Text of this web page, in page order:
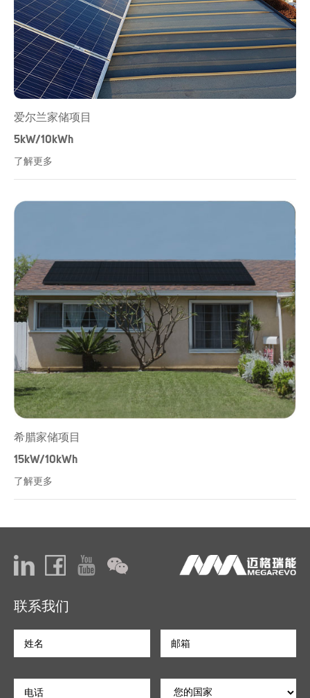
爱尔兰家储项目
5kW/10kWh
了解更多
希腊家储项目
15kW/10kWh
了解更多
联系我们